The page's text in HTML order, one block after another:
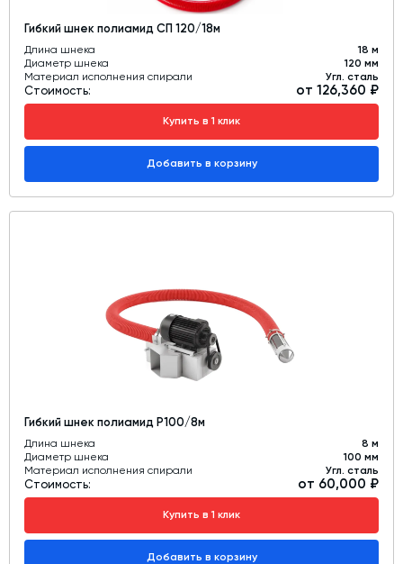
Гибкий шнек полиамид СП 120/18м
Длина шнека
18 м
Диаметр шнека
120 мм
Материал исполнения спирали
Угл. сталь
Стоимость: от 126,360 ₽
Купить в 1 клик
Добавить в корзину
Гибкий шнек полиамид Р100/8м
Длина шнека
8 м
Диаметр шнека
100 мм
Материал исполнения спирали
Угл. сталь
Стоимость: от 60,000 ₽
Купить в 1 клик
Добавить в корзину